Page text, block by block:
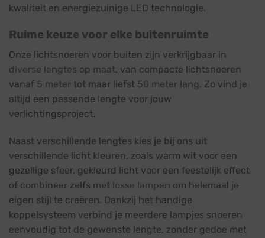
kwaliteit en energiezuinige LED technologie.
Ruime keuze voor elke buitenruimte
Onze lichtsnoeren voor buiten zijn verkrijgbaar in
diverse lengtes op maat, van compacte lichtsnoeren
vanaf 5 meter tot maar liefst 50 meter lang. Zo vind je
altijd een passende lengte voor jouw
verlichtingsproject.
Naast verschillende lengtes kies je bij ons uit
verschillende licht kleuren, zoals warm wit voor een
gezellige sfeer, gekleurd licht voor een feestelijk effect
of combineer zelfs met losse lampen om helemaal je
eigen stijl te creëren. Dankzij het handige
koppelsysteem verbind je meerdere lampjes snoeren
eenvoudig tot de gewenste lengte, zonder gedoe met